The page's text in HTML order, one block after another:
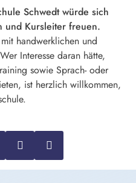
Schwedt würde sich
und Kursleiter freuen.
handwerklichen und
Interesse daran hätte,
sowie Sprach- oder
ist herzlich willkommen,